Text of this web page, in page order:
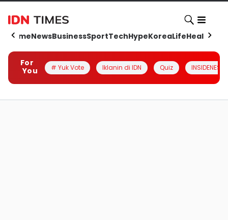
HomeNewsBusinessSportTechHypeKoreaLifeHealth
For
You
# Yuk Vote Iklanin di IDN Quiz INSIDENESIA